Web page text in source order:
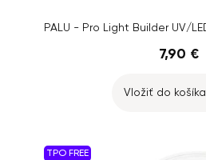
7,90 €
Vložiť do košíka
TPO FREE